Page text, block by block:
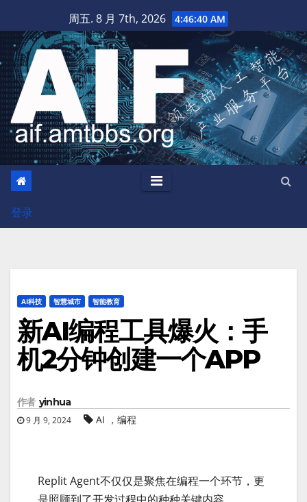
至
内
容
周五. 8 月 7th, 2026 4:46:41 AM
登录
AI科技 智慧城市 智能教育
新AI编程工具爆火：手
机2分钟创建一个APP
作者 yinhua
9 月 9, 2024 AI ，编程
Replit Agent不仅仅是聚焦在编程一个环节，更